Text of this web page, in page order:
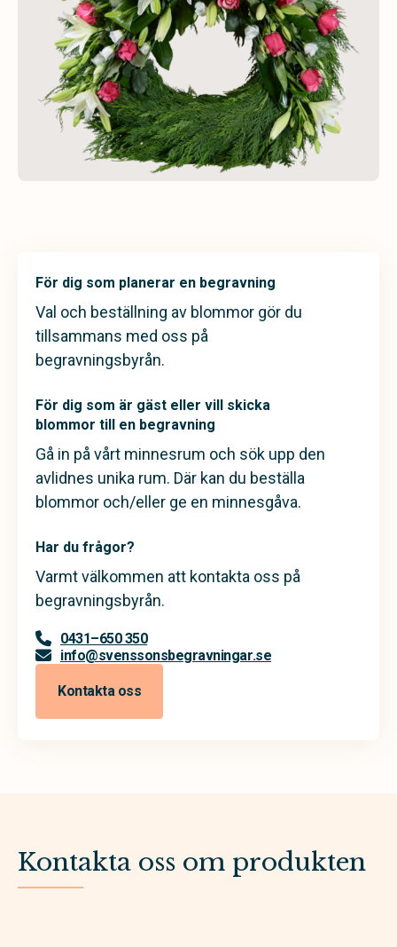
För dig som planerar en begravning
Val och beställning av blommor gör du
tillsammans med oss på
begravningsbyrån.
För dig som är gäst eller vill skicka
blommor till en begravning
Gå in på vårt minnesrum och sök upp den
avlidnes unika rum. Där kan du beställa
blommor och/eller ge en minnesgåva.
Har du frågor?
Varmt välkommen att kontakta oss på
begravningsbyrån.
0431–650 350
info@svenssonsbegravningar.se
Kontakta oss
Kontakta oss om produkten